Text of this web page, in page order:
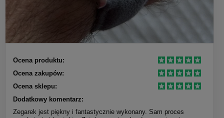
Ocena produktu:
Ocena zakupów:
Ocena sklepu:
Dodatkowy komentarz:
Zegarek jest piękny i fantastycznie wykonany. Sam proces